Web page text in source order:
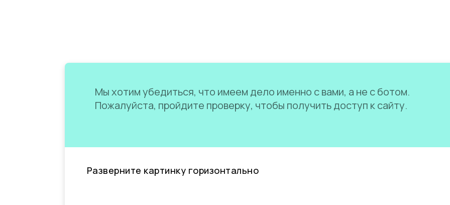
Мы хотим убедиться, что имеем дело именно с вами, а не с ботом.
Пожалуйста, пройдите проверку, чтобы получить доступ к сайту.
Разверните картинку горизонтально